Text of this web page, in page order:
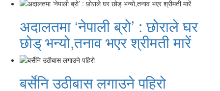
अदालतमा ‘नेपाली ब्रो’ : छोराले घर
छोड् भन्यो,तनाव भएर श्रीमती मारें
बर्सेनि उठीबास लगाउने पहिरो